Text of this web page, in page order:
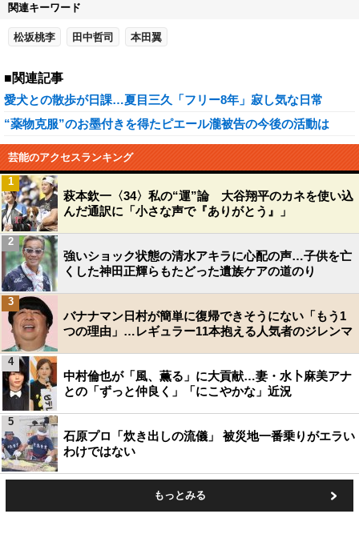
関連キーワード
松坂桃李 田中哲司 本田翼
■関連記事
愛犬との散歩が日課…夏目三久「フリー8年」寂し気な日常
“薬物克服”のお墨付きを得たピエール瀧被告の今後の活動は
芸能のアクセスランキング
萩本欽一〈34〉私の“運”論 大谷翔平のカネを使い込
んだ通訳に「小さな声で『ありがとう』」
1
強いショック状態の清水アキラに心配の声…子供を亡
くした神田正輝らもたどった遺族ケアの道のり
2
バナナマン日村が簡単に復帰できそうにない「もう1
つの理由」…レギュラー11本抱える人気者のジレンマ
3
中村倫也が「風、薫る」に大貢献…妻・水卜麻美アナ
との「ずっと仲良く」「にこやかな」近況
4
石原プロ「炊き出しの流儀」 被災地一番乗りがエラい
わけではない
5
もっとみる